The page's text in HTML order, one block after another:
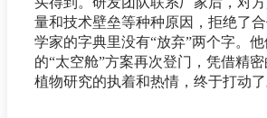
量和技术壁垒等种种原因，拒绝了
学家的字典里没有“放弃”两个字。
的“太空舱”方案再次登门，凭借精
植物研究的执着和热情，终于打动了